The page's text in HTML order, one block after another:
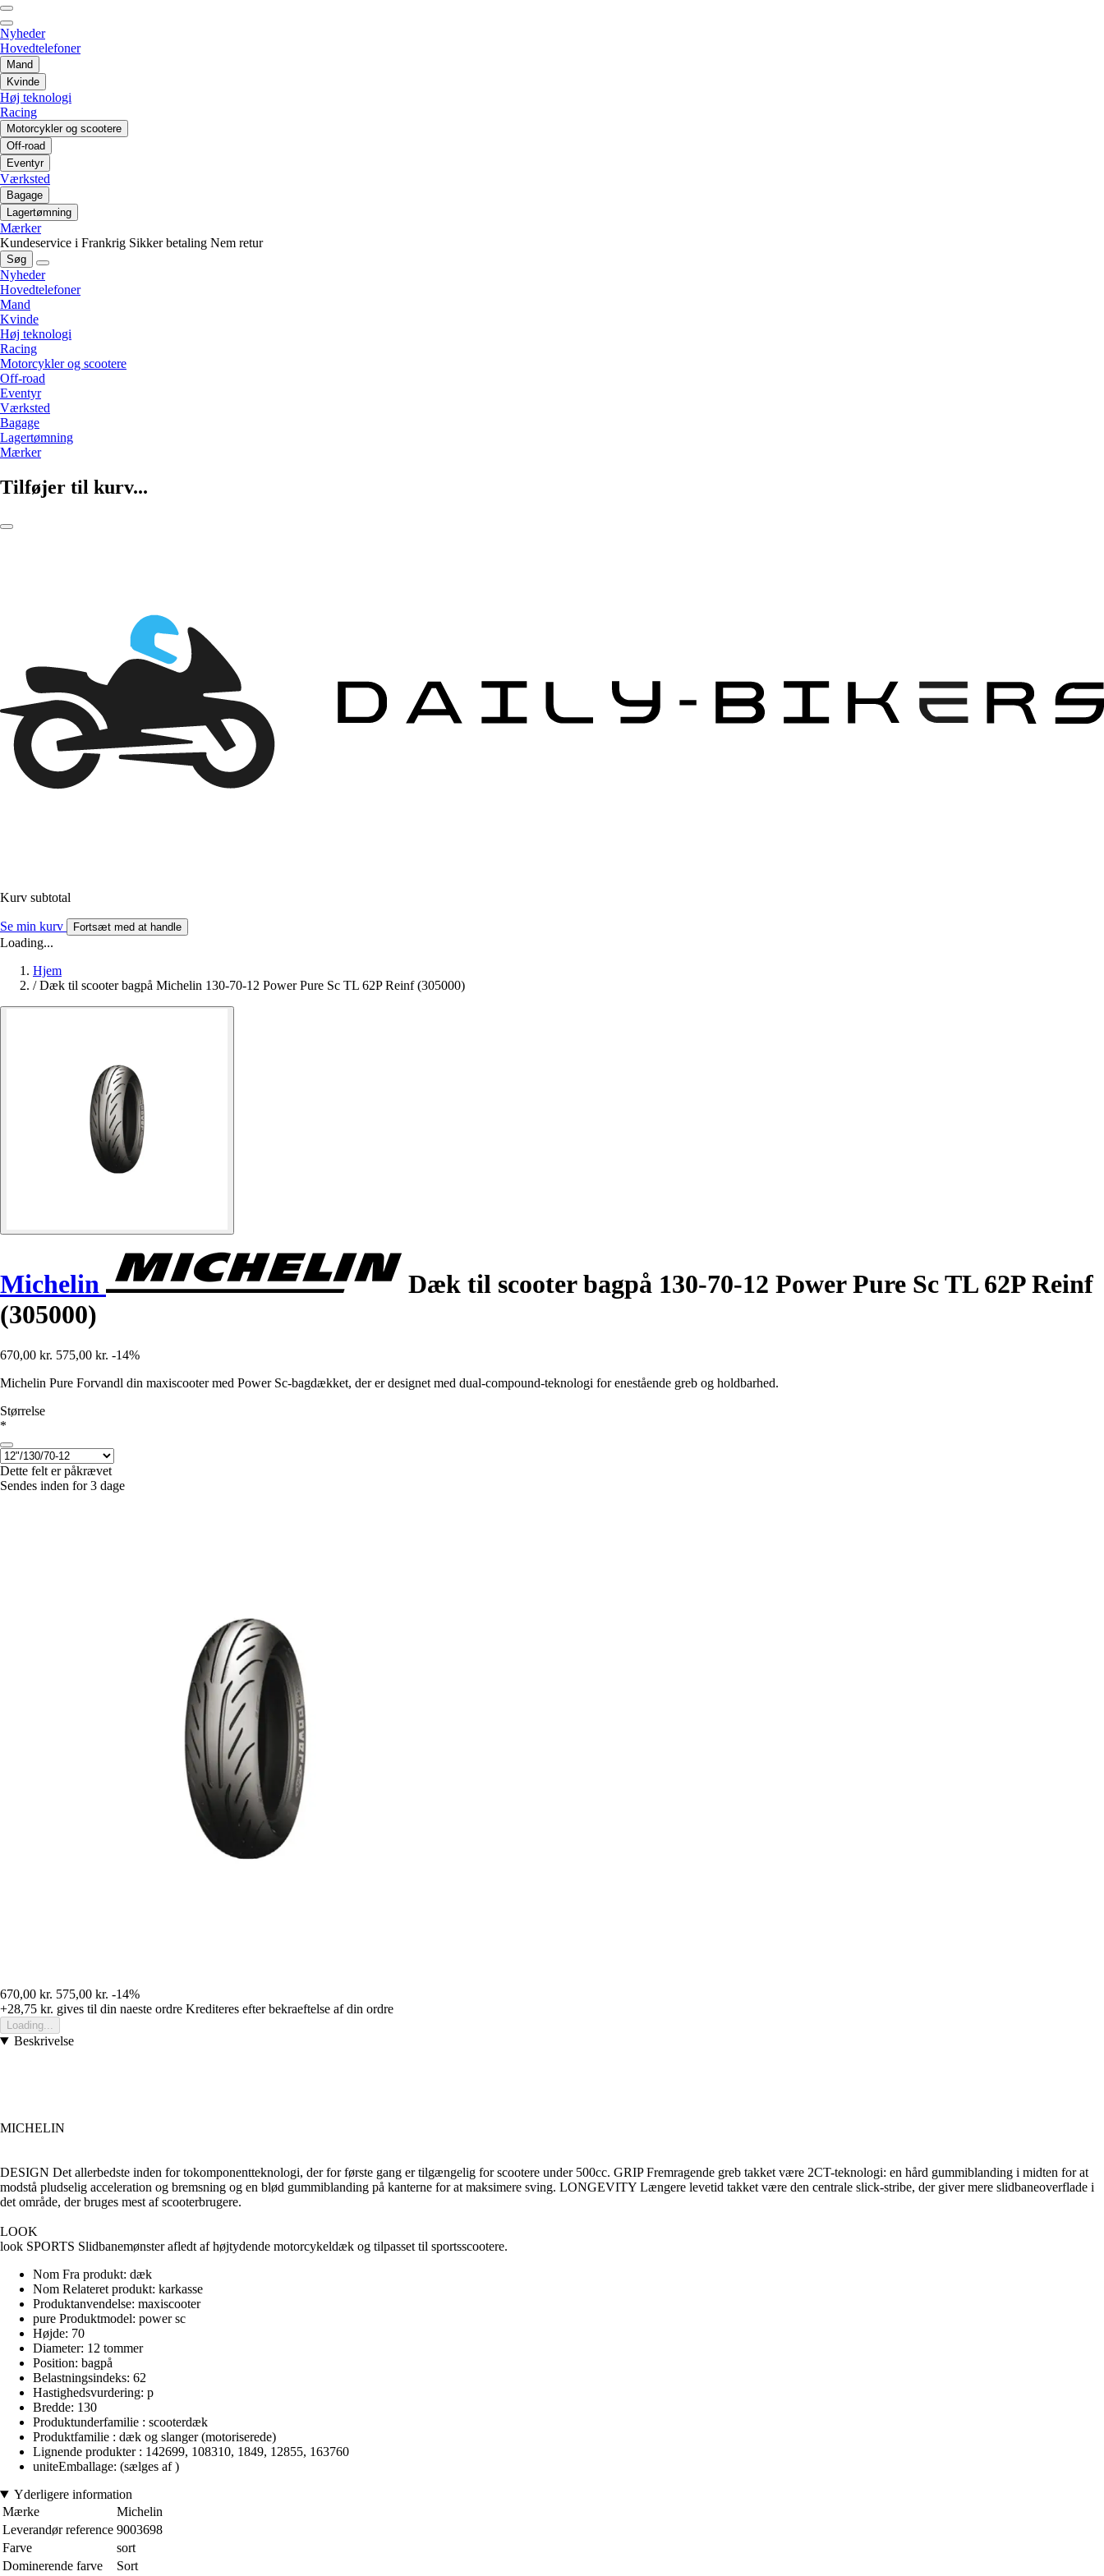
Nyheder
Hovedtelefoner
Mand
Kvinde
Høj teknologi
Racing
Motorcykler og scootere
Off-road
Eventyr
Værksted
Bagage
Lagertømning
Mærker
Kundeservice i Frankrig Sikker betaling Nem retur
Søg
Nyheder
Hovedtelefoner
Mand
Kvinde
Høj teknologi
Racing
Motorcykler og scootere
Off-road
Eventyr
Værksted
Bagage
Lagertømning
Mærker
Tilføjer til kurv...
Kurv subtotal
Se min kurv Fortsæt med at handle
Loading...
Hjem
/ Dæk til scooter bagpå Michelin 130-70-12 Power Pure Sc TL 62P Reinf (305000)
Michelin
Dæk til scooter bagpå 130-70-12 Power Pure Sc TL 62P Reinf
(305000)
670,00 kr. 575,00 kr. -14%
Michelin Pure Forvandl din maxiscooter med Power Sc-bagdækket, der er designet med dual-compound-teknologi for enestående greb og holdbarhed.
Størrelse
*
Dette felt er påkrævet
Sendes inden for 3 dage
670,00 kr. 575,00 kr. -14%
+28,75 kr. gives til din naeste ordre Krediteres efter bekraeftelse af din ordre
Loading...
Beskrivelse
MICHELIN
DESIGN Det allerbedste inden for tokomponentteknologi, der for første gang er tilgængelig for scootere under 500cc. GRIP Fremragende greb takket være 2CT-teknologi: en hård gummiblanding i midten for at
modstå pludselig acceleration og bremsning og en blød gummiblanding på kanterne for at maksimere sving. LONGEVITY Længere levetid takket være den centrale slick-stribe, der giver mere slidbaneoverflade i
det område, der bruges mest af scooterbrugere.
LOOK
look SPORTS Slidbanemønster afledt af højtydende motorcykeldæk og tilpasset til sportsscootere.
Nom Fra produkt: dæk
Nom Relateret produkt: karkasse
Produktanvendelse: maxiscooter
pure Produktmodel: power sc
Højde: 70
Diameter: 12 tommer
Position: bagpå
Belastningsindeks: 62
Hastighedsvurdering: p
Bredde: 130
Produktunderfamilie : scooterdæk
Produktfamilie : dæk og slanger (motoriserede)
Lignende produkter : 142699, 108310, 1849, 12855, 163760
uniteEmballage: (sælges af )
Yderligere information
Mærke
Michelin
Leverandør reference 9003698
Farve
sort
Dominerende farve
Sort